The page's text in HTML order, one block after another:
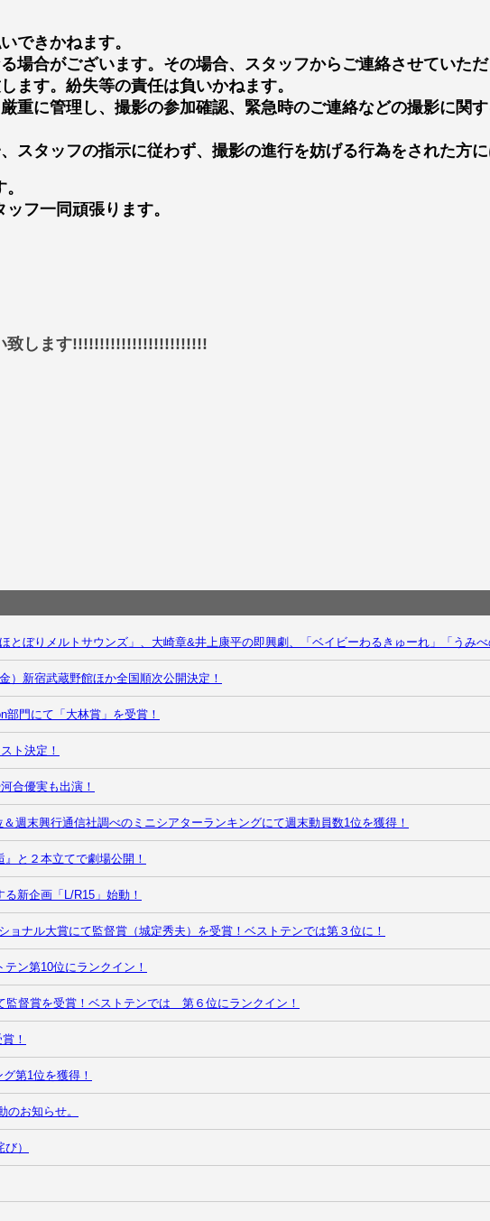
できかねます。
場合がございます。その場合、スタッフからご連絡させていただ
ます。紛失等の責任は負いかねます。
重に管理し、撮影の参加確認、緊急時のご連絡などの撮影に関
スタッフの指示に従わず、撮影の進行を妨げる行為をされた方
フ一同頑張ります。
致します!!!!!!!!!!!!!!!!!!!!!!!!!
ぼりメルトサウンズ」、大崎章&井上康平の即興劇、「ベイビーわるきゅーれ」「うみべ
）新宿武蔵野館ほか全国順次公開決定！
門にて「大林賞」を受賞！
ト決定！
合優実も出演！
週末興行通信社調べのミニシアターランキングにて週末動員数1位を獲得！
と２本立てで劇場公開！
新企画「L/R15」始動！
ナル大賞にて監督賞（城定秀夫）を受賞！ベストテンでは第３位に！
ン第10位にランクイン！
督賞を受賞！ベストテンでは 第６位にランクイン！
！
第1位を獲得！
お知らせ。
）